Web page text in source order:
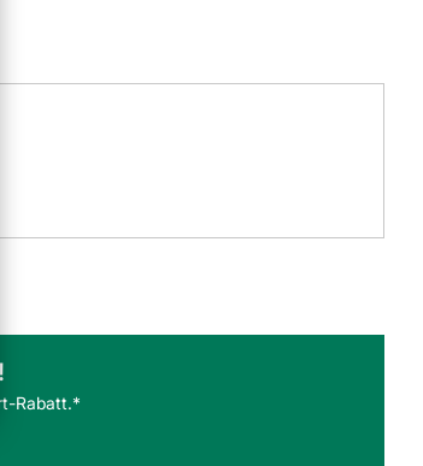
Rabatt.*